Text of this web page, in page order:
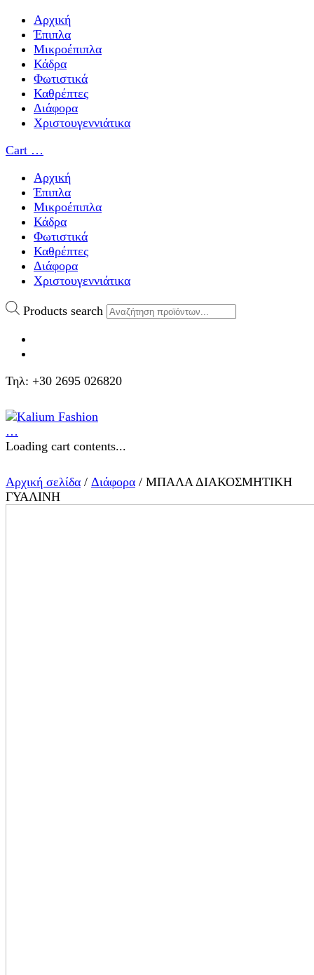
Αρχική
Έπιπλα
Μικροέπιπλα
Κάδρα
Φωτιστικά
Καθρέπτες
Διάφορα
Χριστουγεννιάτικα
Cart …
Αρχική
Έπιπλα
Μικροέπιπλα
Κάδρα
Φωτιστικά
Καθρέπτες
Διάφορα
Χριστουγεννιάτικα
Products search
Τηλ: +30 2695 026820
…
Loading cart contents...
Αρχική σελίδα / Διάφορα / ΜΠΑΛΑ ΔΙΑΚΟΣΜΗΤΙΚΗ
ΓΥΑΛΙΝΗ